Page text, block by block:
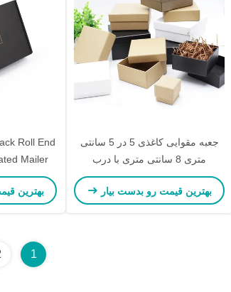
جعبه مقوایی کاغذی 5 در 5 سانتی
متری 8 سانتی متری با درب
سفارشی
بهترین قیمت رو بدست بیار
Roll End
Mailer
بهترین
1